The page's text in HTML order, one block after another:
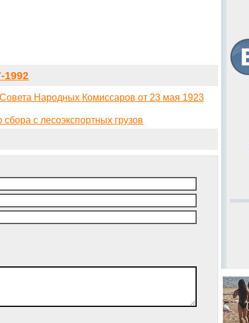
Народных Комиссаров от 23 мая 1923
с лесоэкспортных грузов